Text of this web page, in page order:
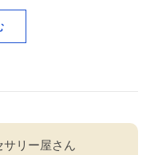
リー屋さん